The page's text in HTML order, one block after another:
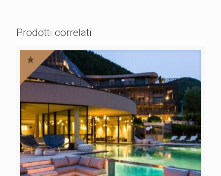
Prodotti correlati